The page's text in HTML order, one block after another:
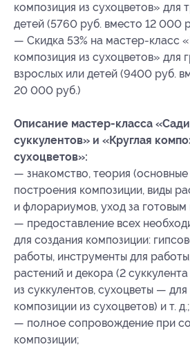
композиция из сухоцветов» для
детей (5760 руб. вместо 12 000
— Скидка 53% на мастер-класс
композиция из сухоцветов» для
взрослых или детей (9400 руб.
20 000 руб.)
Описание мастер-класса
суккулентов» и «Круглая
сухоцветов»:
— знакомство, теория
построения композиции, виды
и флорариумов, уход за готовым
— предоставление всех
для создания композиции:
работы, инструменты для
растений и декора (2
из суккулентов, сухоцветы — для
композиции из сухоцветов) и т. д.;
— полное сопровождение при
композиции;